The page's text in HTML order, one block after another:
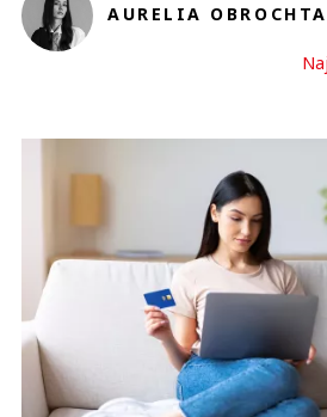
AURELIA OBROCHTA